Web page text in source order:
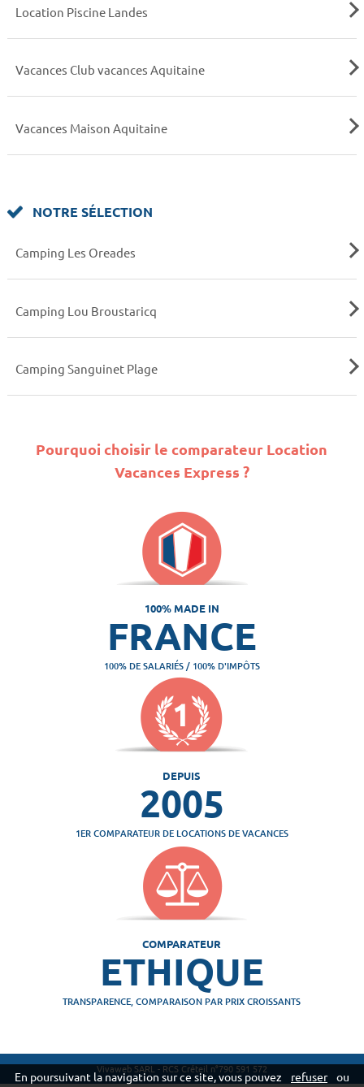
Location Piscine Landes
Vacances Club vacances Aquitaine
Vacances Maison Aquitaine
NOTRE SÉLECTION
Camping Les Oreades
Camping Lou Broustaricq
Camping Sanguinet Plage
Pourquoi choisir le comparateur Location
Vacances Express ?
100% MADE IN
FRANCE
100% DE SALARIÉS / 100% D'IMPÔTS
DEPUIS
2005
1ER COMPARATEUR DE LOCATIONS DE VACANCES
COMPARATEUR
ETHIQUE
TRANSPARENCE, COMPARAISON PAR PRIX CROISSANTS
Vivaweb SARL - RCS Créteil n°790 591 572
En poursuivant la navigation sur ce site, vous pouvez refuser ou